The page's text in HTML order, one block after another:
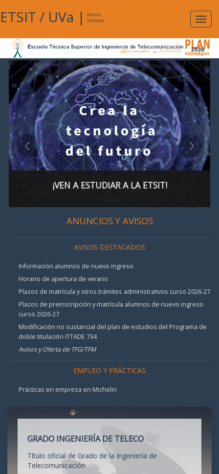
ETSIT / UVa |
Acceso
Intranet
¡VEN A ESTUDIAR A LA ETSIT!
ANUNCIOS Y AVISOS
AVISOS DESTACADOS
Información alumnos de nuevo ingreso
Horario de apertura de verano
Plazos de matrícula y otros trámites administrativos curso 2026-27
Plazos de preinscripción y matrícula alumnos de nuevo ingreso
curso 2026-27
Modificación no sustancial del plan de estudios del Programa de
doble titulación ITTADE 734
Avisos y Oferta de TFG/TFM
EMPLEO Y PRÁCTICAS
Prácticas en empresa en Michelin
GRADO INGENIERÍA DE TELECO
Título oficial de Grado de la Ingeniería de
Telecomunicación